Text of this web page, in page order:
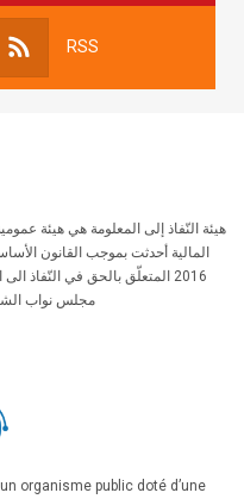
RSS
هيئة النّفاذ إلى المعلومة هي هيئة
2016 المتعلّق بالحق في
مجلس نواب الشعب في 18
organisme public doté d’une